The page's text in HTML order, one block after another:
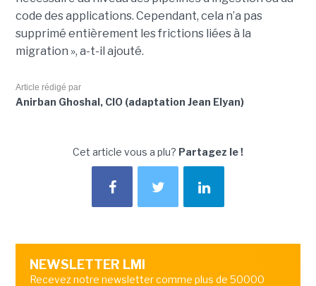
code des applications. Cependant, cela n’a pas
supprimé entièrement les frictions liées à la
migration », a-t-il ajouté.
Article rédigé par
Anirban Ghoshal, CIO (adaptation Jean Elyan)
Cet article vous a plu? Partagez le !
NEWSLETTER LMI
Recevez notre newsletter comme plus de 50000